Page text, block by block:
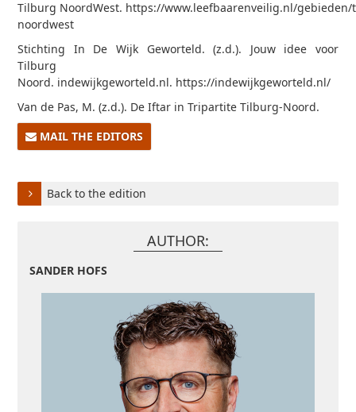
Tilburg NoordWest. https://www.leefbaarenveilig.nl/
noordwest
Stichting In De Wijk Geworteld. (z.d.). Jouw idee voor
Tilburg
Noord. indewijkgeworteld.nl. https://indewijkgeworteld.nl/
Van de Pas, M. (z.d.). De Iftar in Tripartite Tilburg-Noord.
MAIL THE EDITORS
Back to the edition
AUTHOR:
SANDER HOFS